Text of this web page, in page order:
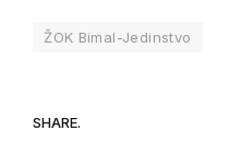
ŽOK Bimal-Jedinstvo
SHARE.